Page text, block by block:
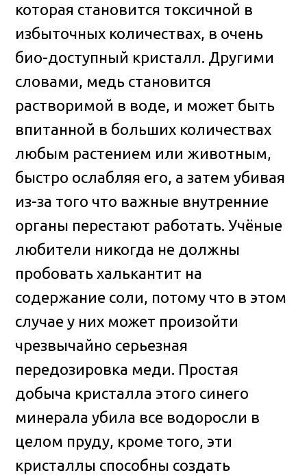
которая становится токсичной в
избыточных количествах, в очень
био-доступный кристалл. Другими
словами, медь становится
растворимой в воде, и может быть
впитанной в больших количествах
любым растением или животным,
быстро ослабляя его, а затем убивая
из-за того что важные внутренние
органы перестают работать. Учёные
любители никогда не должны
пробовать халькантит на
содержание соли, потому что в этом
случае у них может произойти
чрезвычайно серьезная
передозировка меди. Простая
добыча кристалла этого синего
минерала убила все водоросли в
целом пруду, кроме того, эти
кристаллы способны создать